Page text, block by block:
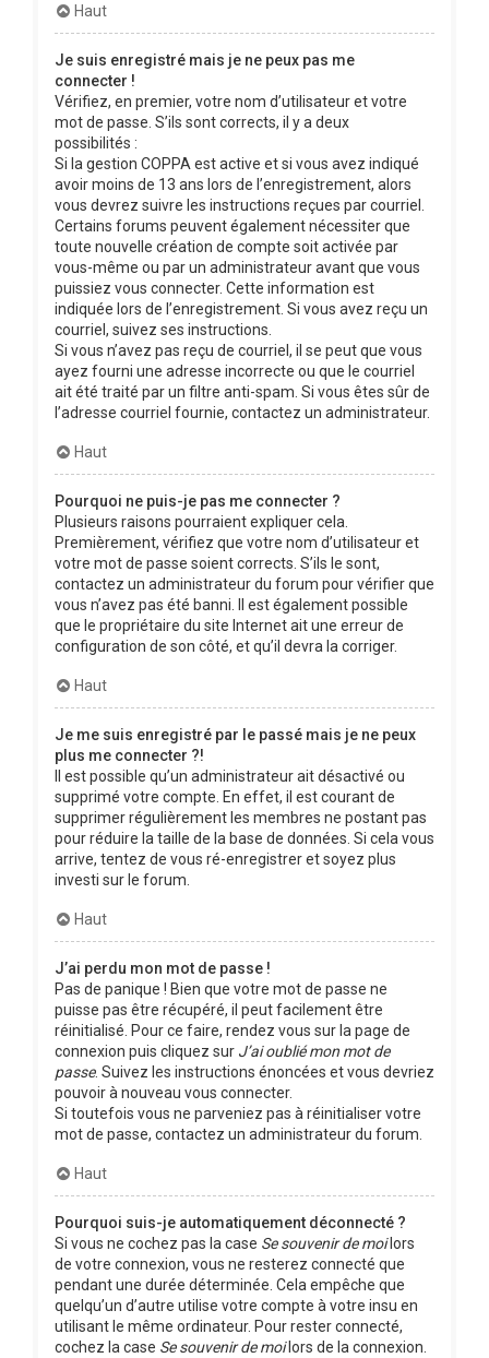
Haut
Je suis enregistré mais je ne peux pas me
connecter !
Vérifiez, en premier, votre nom d’utilisateur et votre
mot de passe. S’ils sont corrects, il y a deux
possibilités :
Si la gestion COPPA est active et si vous avez indiqué
avoir moins de 13 ans lors de l’enregistrement, alors
vous devrez suivre les instructions reçues par courriel.
Certains forums peuvent également nécessiter que
toute nouvelle création de compte soit activée par
vous-même ou par un administrateur avant que vous
puissiez vous connecter. Cette information est
indiquée lors de l’enregistrement. Si vous avez reçu un
courriel, suivez ses instructions.
Si vous n’avez pas reçu de courriel, il se peut que vous
ayez fourni une adresse incorrecte ou que le courriel
ait été traité par un filtre anti-spam. Si vous êtes sûr de
l’adresse courriel fournie, contactez un administrateur.
Haut
Pourquoi ne puis-je pas me connecter ?
Plusieurs raisons pourraient expliquer cela.
Premièrement, vérifiez que votre nom d’utilisateur et
votre mot de passe soient corrects. S’ils le sont,
contactez un administrateur du forum pour vérifier que
vous n’avez pas été banni. Il est également possible
que le propriétaire du site Internet ait une erreur de
configuration de son côté, et qu’il devra la corriger.
Haut
Je me suis enregistré par le passé mais je ne peux
plus me connecter ?!
Il est possible qu’un administrateur ait désactivé ou
supprimé votre compte. En effet, il est courant de
supprimer régulièrement les membres ne postant pas
pour réduire la taille de la base de données. Si cela vous
arrive, tentez de vous ré-enregistrer et soyez plus
investi sur le forum.
Haut
J’ai perdu mon mot de passe !
Pas de panique ! Bien que votre mot de passe ne
puisse pas être récupéré, il peut facilement être
réinitialisé. Pour ce faire, rendez vous sur la page de
connexion puis cliquez sur J’ai oublié mon mot de
passe. Suivez les instructions énoncées et vous devriez
pouvoir à nouveau vous connecter.
Si toutefois vous ne parveniez pas à réinitialiser votre
mot de passe, contactez un administrateur du forum.
Haut
Pourquoi suis-je automatiquement déconnecté ?
Si vous ne cochez pas la case Se souvenir de moilors
de votre connexion, vous ne resterez connecté que
pendant une durée déterminée. Cela empêche que
quelqu’un d’autre utilise votre compte à votre insu en
utilisant le même ordinateur. Pour rester connecté,
cochez la case Se souvenir de moilors de la connexion.